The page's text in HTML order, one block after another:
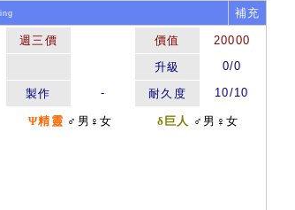
補充
週三價 價值
20000
升級 0/0
製作 - 耐久度 10/10
Ψ精靈 ♂男♀女 δ巨人 ♂男♀女